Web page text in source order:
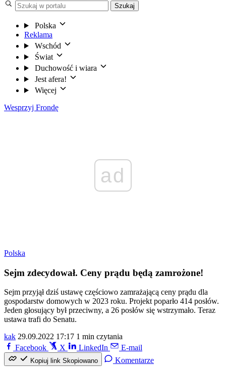
Szukaj
Polska
Reklama
Wschód
Świat
Duchowość i wiara
Jest afera!
Więcej
Wesprzyj Frondę
ad
Polska
Sejm zdecydował. Ceny prądu będą zamrożone!
Sejm przyjął dziś ustawę częściowo zamrażającą ceny prądu dla
gospodarstw domowych w 2023 roku. Projekt poparło 414 posłów.
Jeden głosujący był przeciwny, a 26 posłów się wstrzymało. Teraz
ustawa trafi do Senatu.
kak 29.09.2022 17:17 1 min czytania
Facebook
X LinkedIn E-mail
Kopiuj link Skopiowano Komentarze